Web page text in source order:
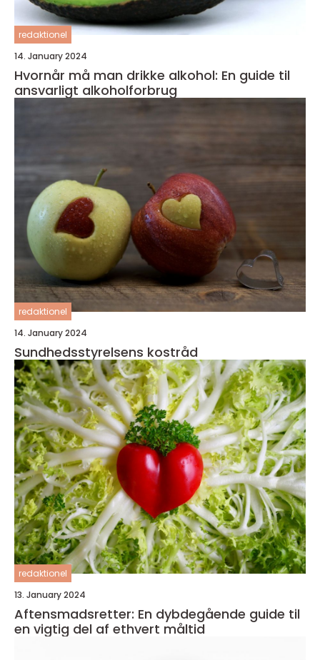
redaktionel
14. January 2024
Hvornår må man drikke alkohol: En guide til
ansvarligt alkoholforbrug
redaktionel
14. January 2024
Sundhedsstyrelsens kostråd
redaktionel
13. January 2024
Aftensmadsretter: En dybdegående guide til
en vigtig del af ethvert måltid